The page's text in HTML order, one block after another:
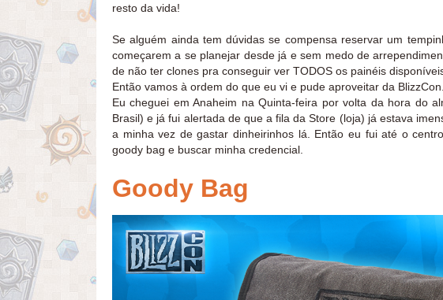
resto da vida!
Se alguém ainda tem dúvidas se compensa reservar um
começarem a se planejar desde já e sem medo de
de não ter clones pra conseguir ver TODOS os painéis
Então vamos à ordem do que eu vi e pude aproveitar da BlizzCon.
Eu cheguei em Anaheim na Quinta-feira por volta da hora do
Brasil) e já fui alertada de que a fila da Store (loja) já estava
a minha vez de gastar dinheirinhos lá. Então eu fui até o
goody bag e buscar minha credencial.
Goody Bag